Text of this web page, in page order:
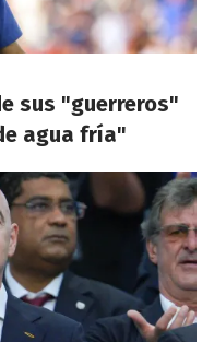
sus "guerreros"
agua fría"